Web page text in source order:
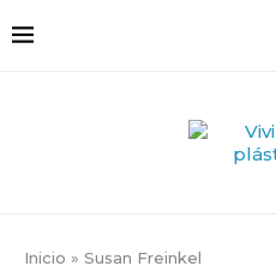
Inicio » Susan Freinkel